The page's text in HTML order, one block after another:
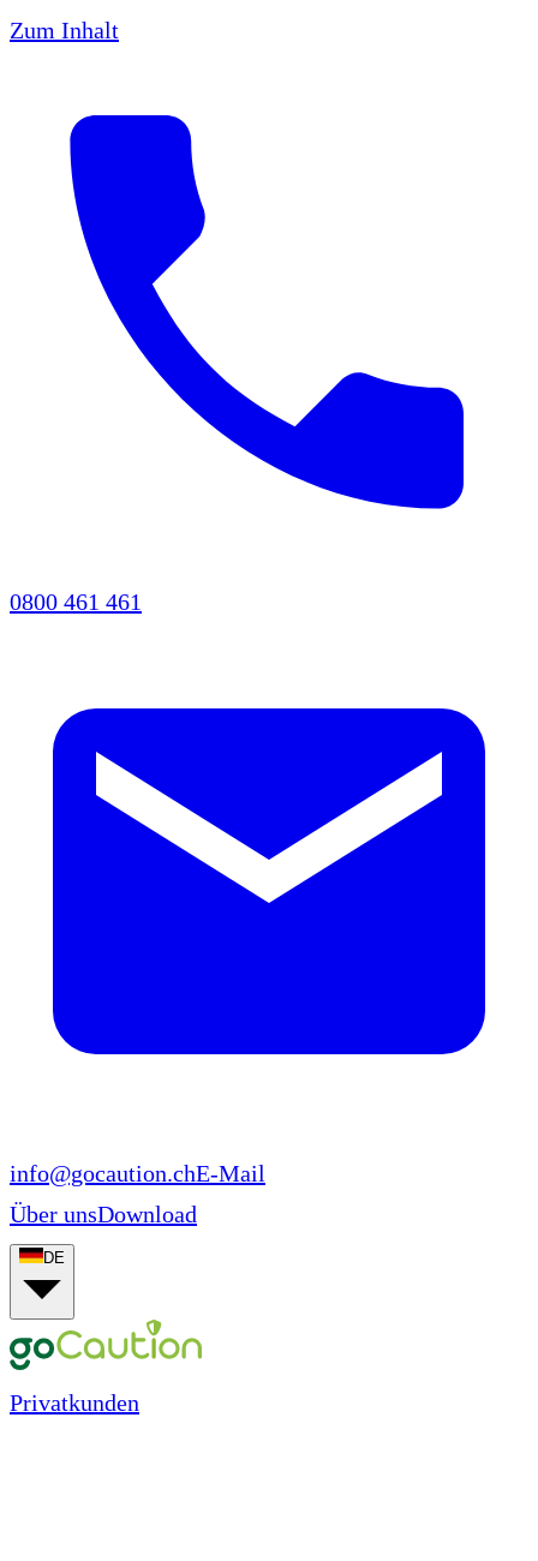
Zum Inhalt
0800 461 461
info@gocaution.chE-Mail
Über unsDownload
DE
Privatkunden